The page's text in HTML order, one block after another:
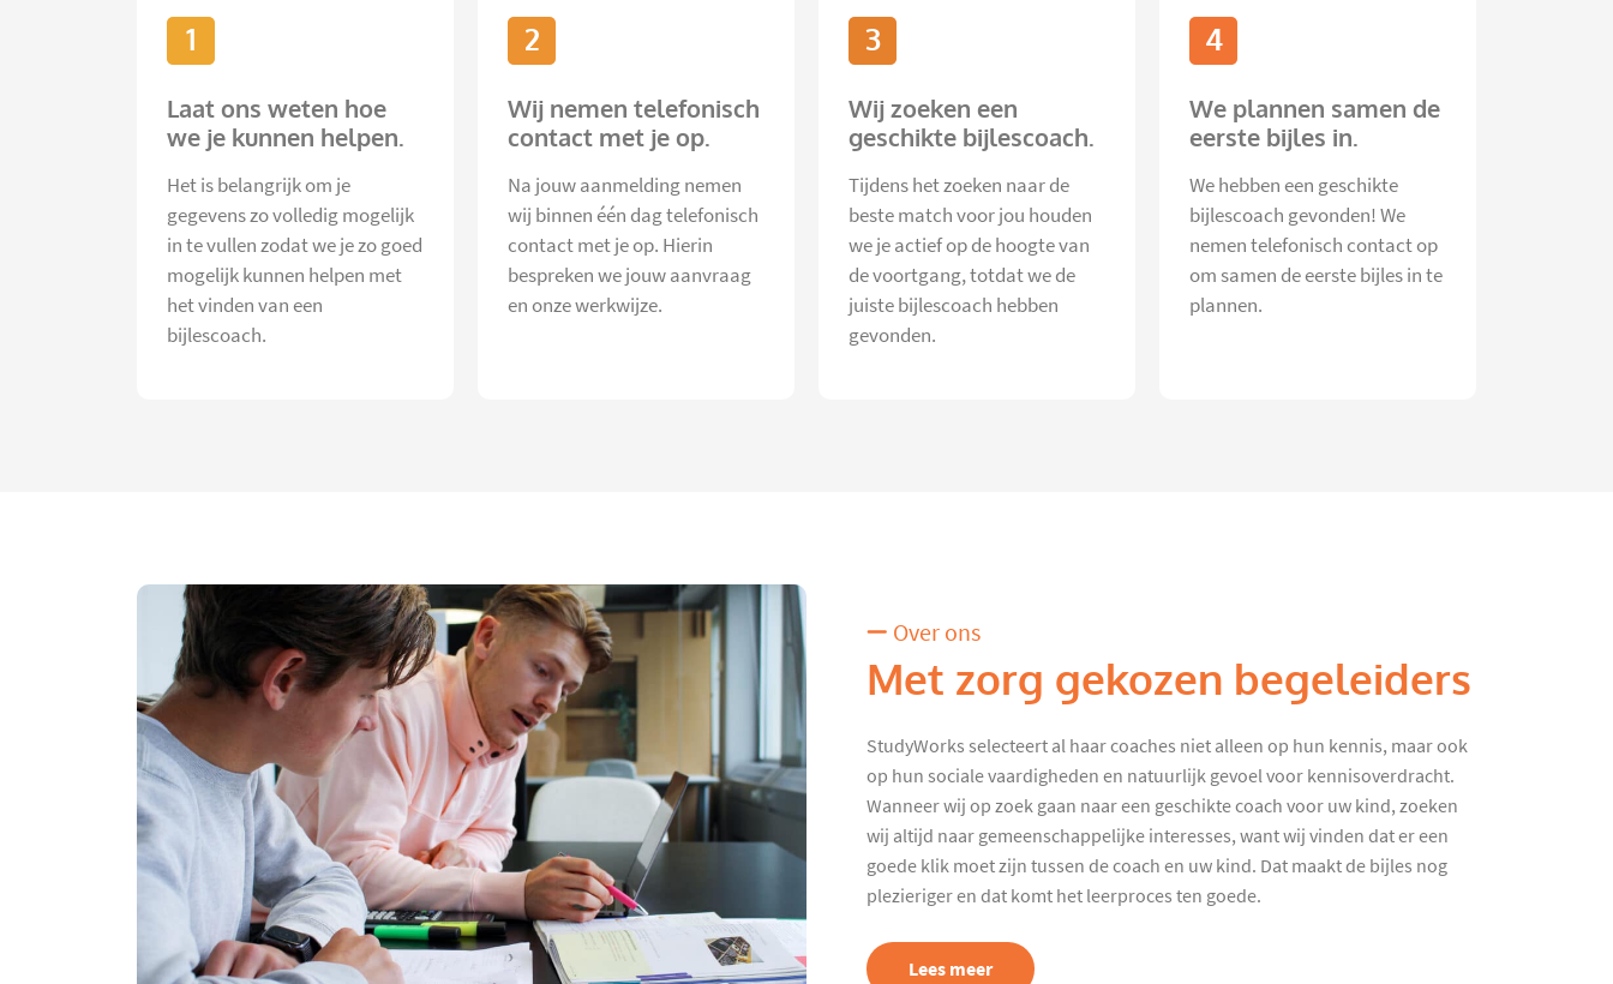
1
Laat ons weten hoe
we je kunnen helpen.
Het is belangrijk om je
gegevens zo volledig mogelijk
in te vullen zodat we je zo goed
mogelijk kunnen helpen met
het vinden van een
bijlescoach.
2
Wij nemen telefonisch
contact met je op.
Na jouw aanmelding nemen
wij binnen één dag telefonisch
contact met je op. Hierin
bespreken we jouw aanvraag
en onze werkwijze.
3
Wij zoeken een
geschikte bijlescoach.
Tijdens het zoeken naar de
beste match voor jou houden
we je actief op de hoogte van
de voortgang, totdat we de
juiste bijlescoach hebben
gevonden.
4
We plannen samen de
eerste bijles in.
We hebben een geschikte
bijlescoach gevonden! We
nemen telefonisch contact op
om samen de eerste bijles in te
plannen.
Over ons
Met zorg gekozen begeleiders
StudyWorks selecteert al haar coaches niet alleen op hun kennis, maar ook
op hun sociale vaardigheden en natuurlijk gevoel voor kennisoverdracht.
Wanneer wij op zoek gaan naar een geschikte coach voor uw kind, zoeken
wij altijd naar gemeenschappelijke interesses, want wij vinden dat er een
goede klik moet zijn tussen de coach en uw kind. Dat maakt de bijles nog
plezieriger en dat komt het leerproces ten goede.
Lees meer